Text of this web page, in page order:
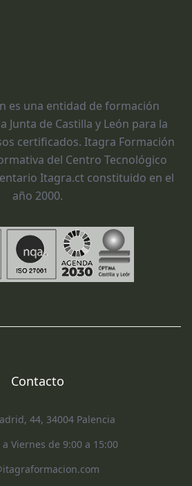
es una entidad de formación
Junta de Castilla y León para la
certificados. Itagra Formación
del Centro Tecnológico
Itagra.ct constituido en el
año 2000.
Contacto
44, 34004 Palencia
a Viernes de 9:00 a 15:00